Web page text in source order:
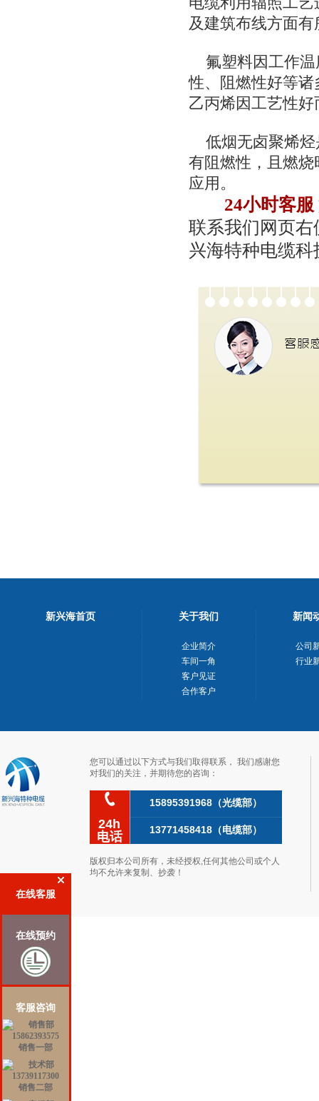
在线客服
在线预约
客服咨询
销售一部
销售二部
及建筑布线方面
氟塑料因工作温
性、阻燃性好等
乙丙烯因工艺性
低烟无卤聚烯烃
有阻燃性，且燃
应用。
24小时客服
联系我们网页右
兴海特种电缆
新兴海首页 关于我们 新闻
企业简介
车间一角
客户见证
合作客户
公司
行业
您可以通过以下方式与我们取得联系，我们感谢您
对我们的关注，并期待您的咨询：
24h
电话
15895391968（光缆部）
13771458418（电缆部）
版权归本公司所有，未经授权,任何其他公司或个人
均不允许来复制、抄袭！